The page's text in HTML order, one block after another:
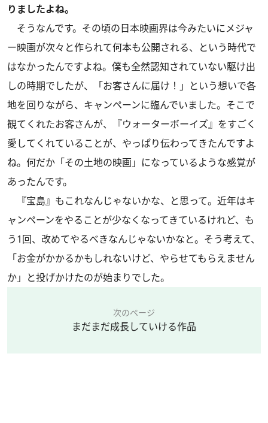
りましたよね。
そうなんです。その頃の日本映画界は今みたいにメジャ
ー映画が次々と作られて何本も公開される、という時代で
はなかったんですよね。僕も全然認知されていない駆け出
しの時期でしたが、「お客さんに届け！」という想いで各
地を回りながら、キャンペーンに臨んでいました。そこで
観てくれたお客さんが、『ウォーターボーイズ』をすごく
愛してくれていることが、やっぱり伝わってきたんですよ
ね。何だか「その土地の映画」になっているような感覚が
あったんです。
『宝島』もこれなんじゃないかな、と思って。近年はキ
ャンペーンをやることが少なくなってきているけれど、も
う1回、改めてやるべきなんじゃないかなと。そう考えて、
「お金がかかるかもしれないけど、やらせてもらえません
か」と投げかけたのが始まりでした。
次のページ
まだまだ成長していける作品